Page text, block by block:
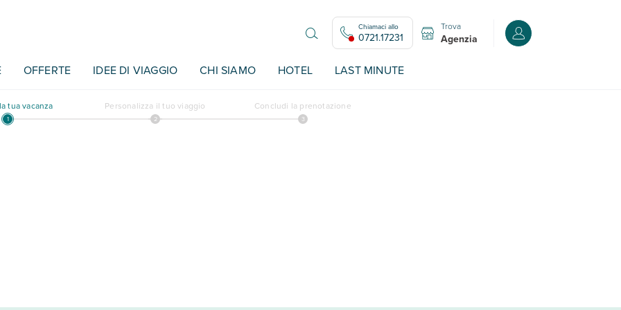
Chiamaci allo
0721.17231
Trova
Agenzia Accedi o registrati
OFFERTE IDEE DI VIAGGIO CHI SIAMO HOTEL LAST MINUTE
tua vacanza Personalizza il tuo viaggio Concludi la prenotazione